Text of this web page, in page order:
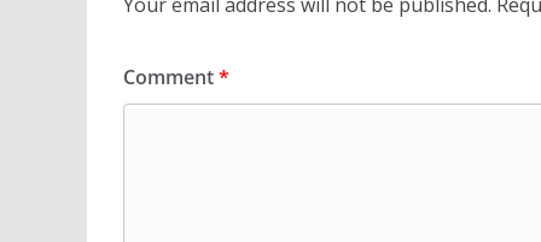
Your email address will not be published.
Comment*